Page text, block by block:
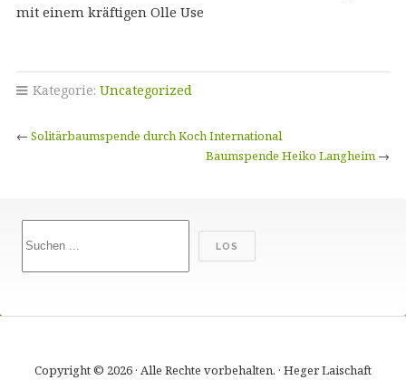
mit einem kräftigen Olle Use
Kategorie: Uncategorized
← Solitärbaumspende durch Koch International
Baumspende Heiko Langheim →
LOS
Copyright © 2026 · Alle Rechte vorbehalten. · Heger Laischaft